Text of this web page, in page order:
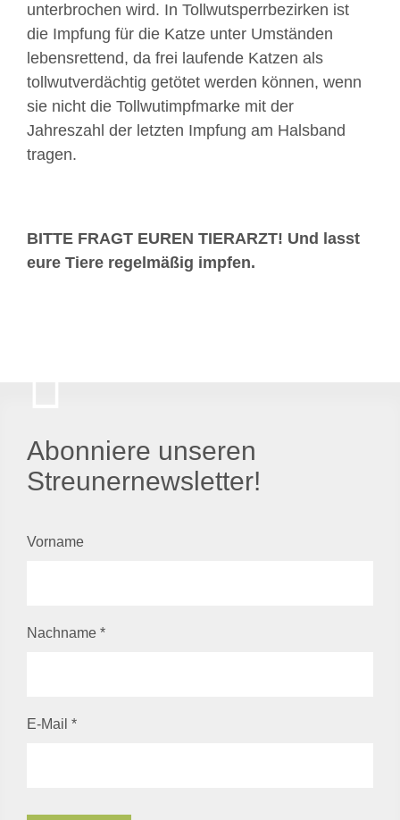
unterbrochen wird. In Tollwutsperrbezirken ist
die Impfung für die Katze unter Umständen
lebensrettend, da frei laufende Katzen als
tollwutverdächtig getötet werden können, wenn
sie nicht die Tollwutimpfmarke mit der
Jahreszahl der letzten Impfung am Halsband
tragen.
BITTE FRAGT EUREN TIERARZT! Und lasst
eure Tiere regelmäßig impfen.
Abonniere unseren
Streunernewsletter!
Vorname
Nachname *
E-Mail *